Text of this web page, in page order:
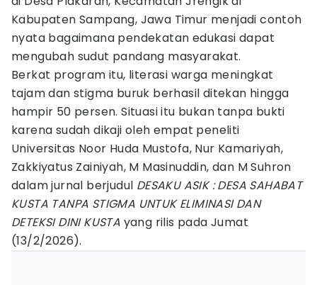
Kabupaten Sampang, Jawa Timur menjadi contoh
nyata bagaimana pendekatan edukasi dapat
mengubah sudut pandang masyarakat.
Berkat program itu, literasi warga meningkat
tajam dan stigma buruk berhasil ditekan hingga
hampir 50 persen. Situasi itu bukan tanpa bukti
karena sudah dikaji oleh empat peneliti
Universitas Noor Huda Mustofa, Nur Kamariyah,
Zakkiyatus Zainiyah, M Masinuddin, dan M Suhron
dalam jurnal berjudul DESAKU ASIK : DESA SAHABAT
KUSTA TANPA STIGMA UNTUK ELIMINASI DAN
DETEKSI DINI KUSTA yang rilis pada Jumat
(13/2/2026).